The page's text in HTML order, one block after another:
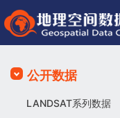
公开数据
LANDSAT系列数据